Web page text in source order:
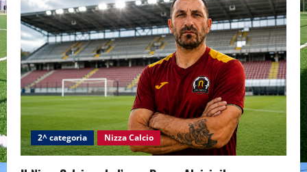
2^ categoria Nizza Calcio